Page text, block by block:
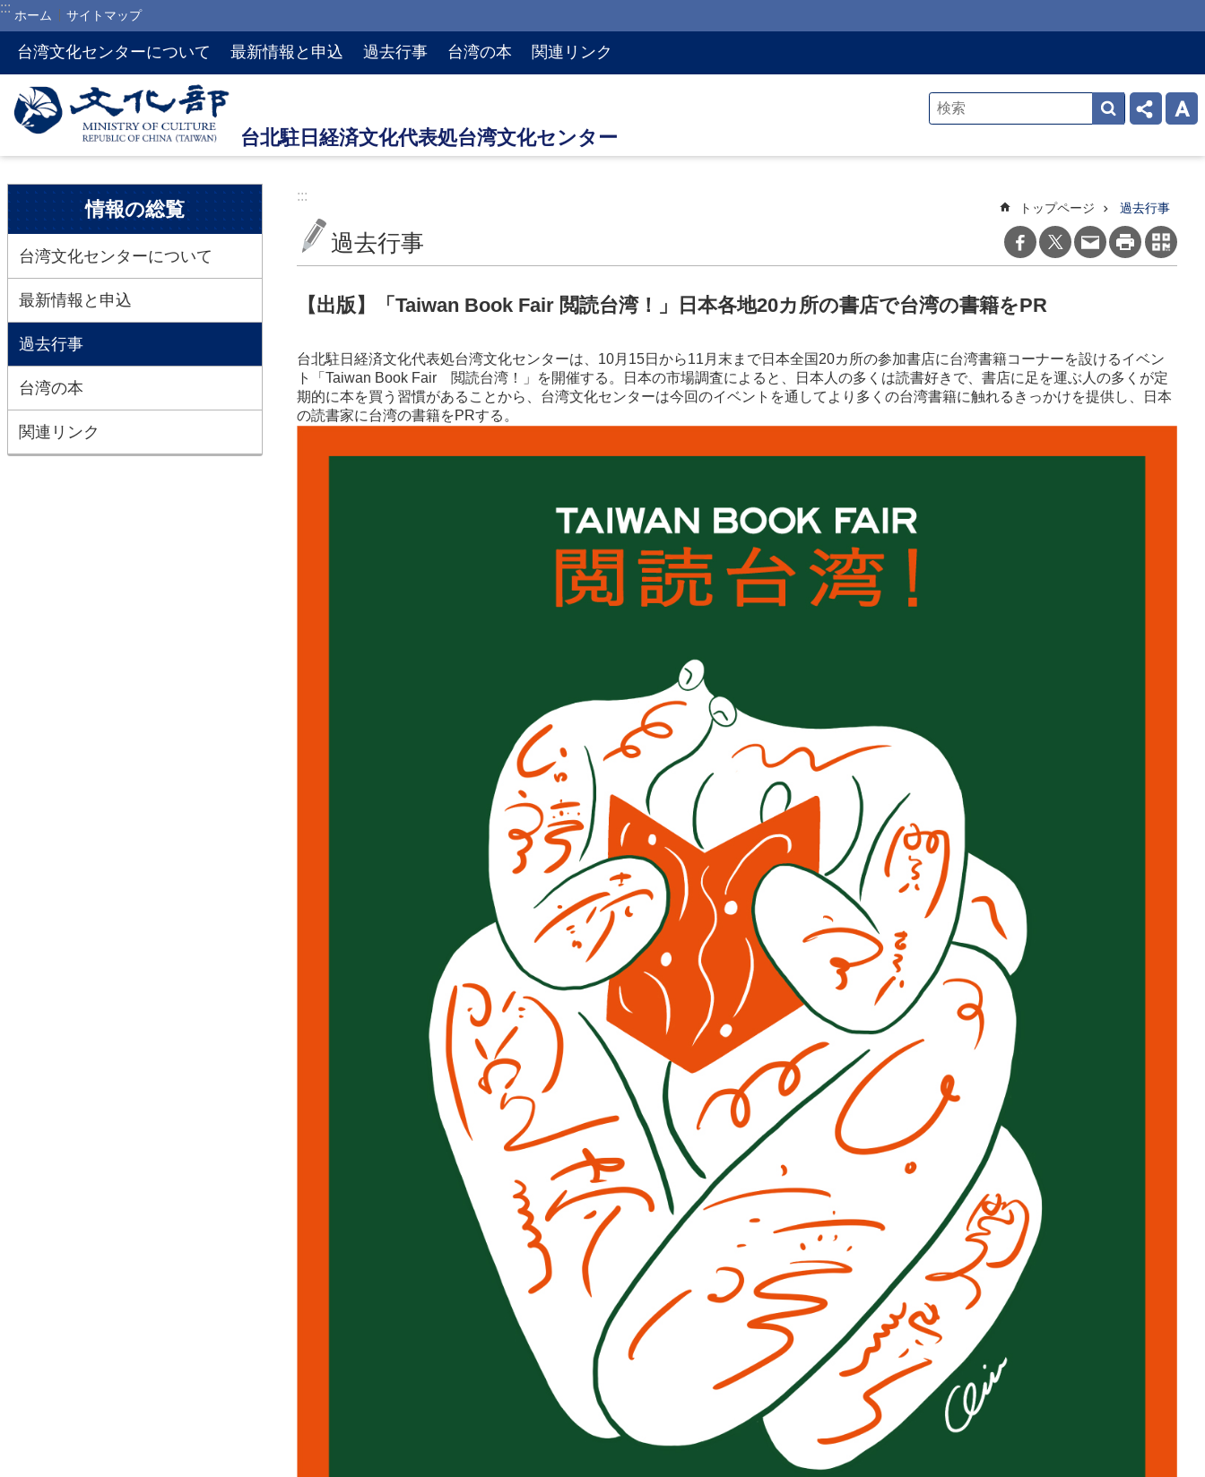
メインのコンテンツブロックにジャンプします
::: ホーム サイトマップ
台湾文化センターについて 最新情報と申込 過去行事 台湾の本 関連リンク
:::
情報の総覧
台湾文化センターについて
最新情報と申込
過去行事
台湾の本
関連リンク
:::
トップページ 過去行事
過去行事
【出版】「Taiwan Book Fair 閲読台湾！」日本各地20カ所の書店で台湾の書籍をPR
台北駐日経済文化代表処台湾文化センターは、10月15日から11月末まで日本全国20カ所の参加書店に台湾書籍コーナーを設けるイベン
ト「Taiwan Book Fair 閲読台湾！」を開催する。日本の市場調査によると、日本人の多くは読書好きで、書店に足を運ぶ人の多くが定
期的に本を買う習慣があることから、台湾文化センターは今回のイベントを通してより多くの台湾書籍に触れるきっかけを提供し、日本
の読書家に台湾の書籍をPRする。